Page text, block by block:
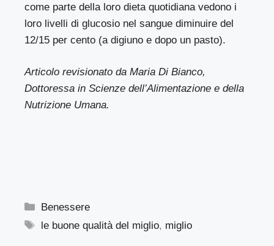
come parte della loro dieta quotidiana vedono i
loro livelli di glucosio nel sangue diminuire del
12/15 per cento (a digiuno e dopo un pasto).
Articolo revisionato da Maria Di Bianco,
Dottoressa in Scienze dell’Alimentazione e della
Nutrizione Umana.
Categorie
Benessere
Tag
le buone qualità del miglio, miglio